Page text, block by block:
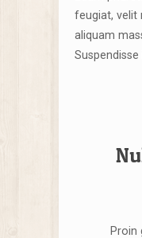
feugiat, velit
aliquam
Suspendisse
Proin